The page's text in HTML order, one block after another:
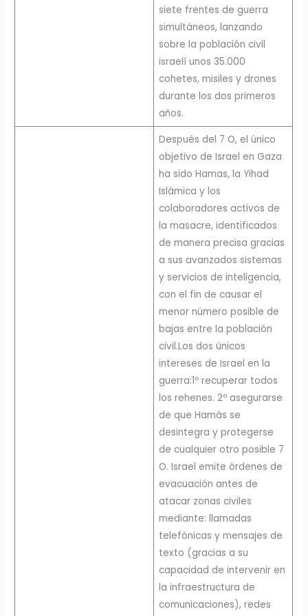
siete frentes de guerra
simultáneos, lanzando
sobre la población civil
israelí unos 35.000
cohetes, misiles y drones
durante los dos primeros
años.
Después del 7 O, el único
objetivo de Israel en Gaza
ha sido Hamas, la Yihad
Islámica y los
colaboradores activos de
la masacre, identificados
de manera precisa gracias
a sus avanzados sistemas
y servicios de inteligencia,
con el fin de causar el
menor número posible de
bajas entre la población
civil.Los dos únicos
intereses de Israel en la
guerra:1º recuperar todos
los rehenes. 2º asegurarse
de que Hamás se
desintegra y protegerse
de cualquier otro posible 7
O. Israel emite órdenes de
evacuación antes de
atacar zonas civiles
mediante: llamadas
telefónicas y mensajes de
texto (gracias a su
capacidad de intervenir en
la infraestructura de
comunicaciones), redes